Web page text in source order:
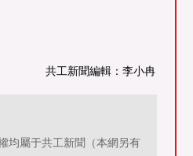
共工新聞編輯：李小冉
均屬于共工新聞（本網另有